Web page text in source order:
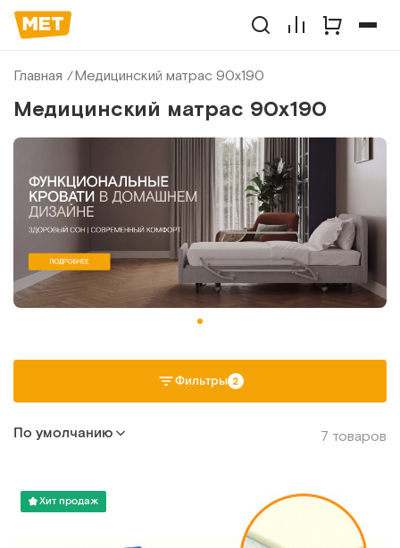
Главная Медицинский матрас 90х190
Медицинский матрас 90х190
Фильтры 2
По умолчанию 7 товаров
Хит продаж